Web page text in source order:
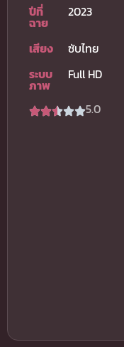
ปีที่
ฉาย
2023
เสียง
ซับไทย
ระบบ
ภาพ
Full HD
5.0